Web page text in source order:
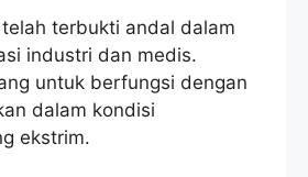
terbukti andal dalam
industri dan medis.
untuk berfungsi dengan
dalam kondisi
ekstrim.